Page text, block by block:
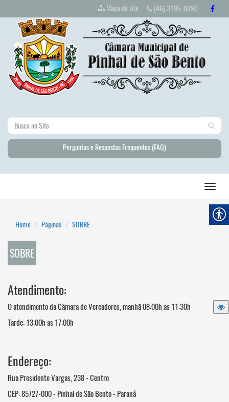
Mapa do site (46) 3195-0090
Perguntas e Respostas Frequentes (FAQ)
Home Páginas SOBRE
SOBRE
Atendimento:
O atendimento da Câmara de Vereadores, manhã 08:00h as 11:30h
Tarde: 13:00h as 17:00h
Endereço:
Rua Presidente Vargas, 238 - Centro
CEP: 85727-000 - Pinhal de São Bento - Paraná